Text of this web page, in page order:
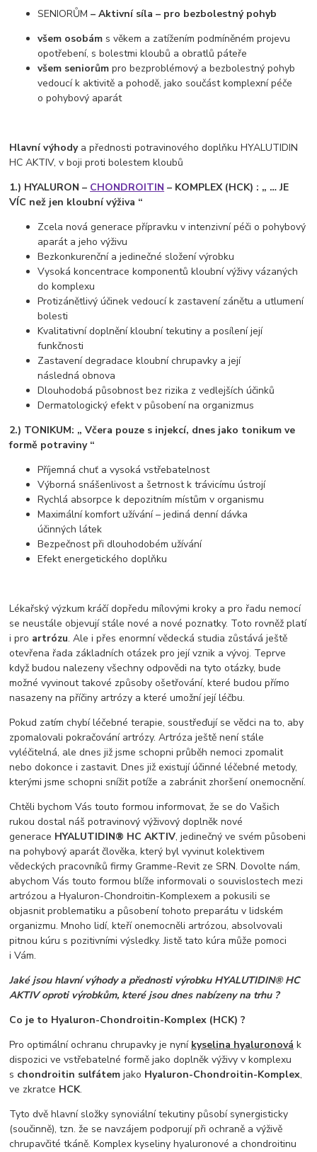
SENIORŮM – Aktivní síla – pro bezbolestný pohyb
všem osobám s věkem a zatížením podmíněném projevu
opotřebení, s bolestmi kloubů a obratlů páteře
všem seniorůmpro bezproblémový a bezbolestný pohyb
vedoucí k aktivitě a pohodě, jako součást komplexní péče
o pohybový aparát
Hlavní výhodya přednosti potravinového doplňku HYALUTIDIN
HC AKTIV, v boji proti bolestem kloubů
1.) HYALURON – CHONDROITIN – KOMPLEX (HCK) : „ … JE
VÍC než jen kloubní výživa “
Zcela nová generace přípravku v intenzivní péči o pohybový
aparát a jeho výživu
Bezkonkurenční a jedinečné složení výrobku
Vysoká koncentrace komponentů kloubní výživy vázaných
do komplexu
Protizánětlivý účinek vedoucí k zastavení zánětu a utlumení
bolesti
Kvalitativní doplnění kloubní tekutiny a posílení její
funkčnosti
Zastavení degradace kloubní chrupavky a její
následná obnova
Dlouhodobá působnost bez rizika z vedlejších ú­činků
Dermatologický efekt v působení na organizmus
2.) TONIKUM: „ Včera pouze s injekcí, dnes jako tonikum ve
formě potraviny “
Příjemná chuť a vysoká vstřebatelnost
Výborná snášenlivost a šetrnost k trávicímu ústrojí
Rychlá absorpce k depozitním místům v organismu
Maximální komfort užívání – jediná denní dávka
účinných látek
Bezpečnost při dlouhodobém užívání
Efekt energetického doplňku
Lékařský výzkum kráčí dopředu mílovými kroky a pro řadu nemocí
se neustále objevují stále nové a nové poznatky. Toto rovněž platí
i pro artrózu. Ale i přes enormní vědecká studia zůstává ještě
otevřena řada základních otázek pro její vznik a vývoj. Teprve
když budou nalezeny všechny odpovědi na tyto otázky, bude
možné vyvinout takové způsoby ošetřování, které budou přímo
nasazeny na příčiny artrózy a které umožní její léčbu.
Pokud zatím chybí léčebné terapie, soustřeďují se vědci na to, aby
zpomalovali pokračování artrózy. Artróza ještě není stále
vyléčitelná, ale dnes již jsme schopni průběh nemoci zpomalit
nebo dokonce i zastavit. Dnes již existují účinné léčebné metody,
kterými jsme schopni snížit potíže a zabránit zhoršení onemocnění.
Chtěli bychom Vás touto formou informovat, že se do Vašich
rukou dostal náš potravinový výživový doplněk nové
generace HYALUTIDIN® HC AKTIV, jedinečný ve svém působeni
na pohybový aparát člověka, který byl vyvinut kolektivem
vědeckých pracovníků firmy Gramme-Revit ze SRN. Dovolte nám,
abychom Vás touto formou blíže informovali o souvislostech mezi
artrózou a Hyaluron-Chondroitin-Komplexem a pokusili se
objasnit problematiku a působení tohoto preparátu v lidském
organizmu. Mnoho lidí, kteří onemocněli artrózou, absolvovali
pitnou kúru s pozitivními výsledky. Jistě tato kúra může pomoci
i Vám.
Jaké jsou hlavní výhody a přednosti výrobku HYALUTIDIN® HC
AKTIV oproti výrobkům, které jsou dnes nabízeny na trhu ?
Co je to Hyaluron-Chondroitin-Komplex (HCK) ?
Pro optimální ochranu chrupavky je nyní kyselina hyaluronová k
dispozici ve vstřebatelné formě jako doplněk výživy v komplexu
s chondroitin sulfátem jako Hyaluron-Chondroitin-Komplex,
ve zkratce HCK.
Tyto dvě hlavní složky synoviální tekutiny působí synergisticky
(součinně), tzn. že se navzájem podporují při ochraně a výživě
chrupavčité tkáně. Komplex kyseliny hyaluronové a chondroitinu